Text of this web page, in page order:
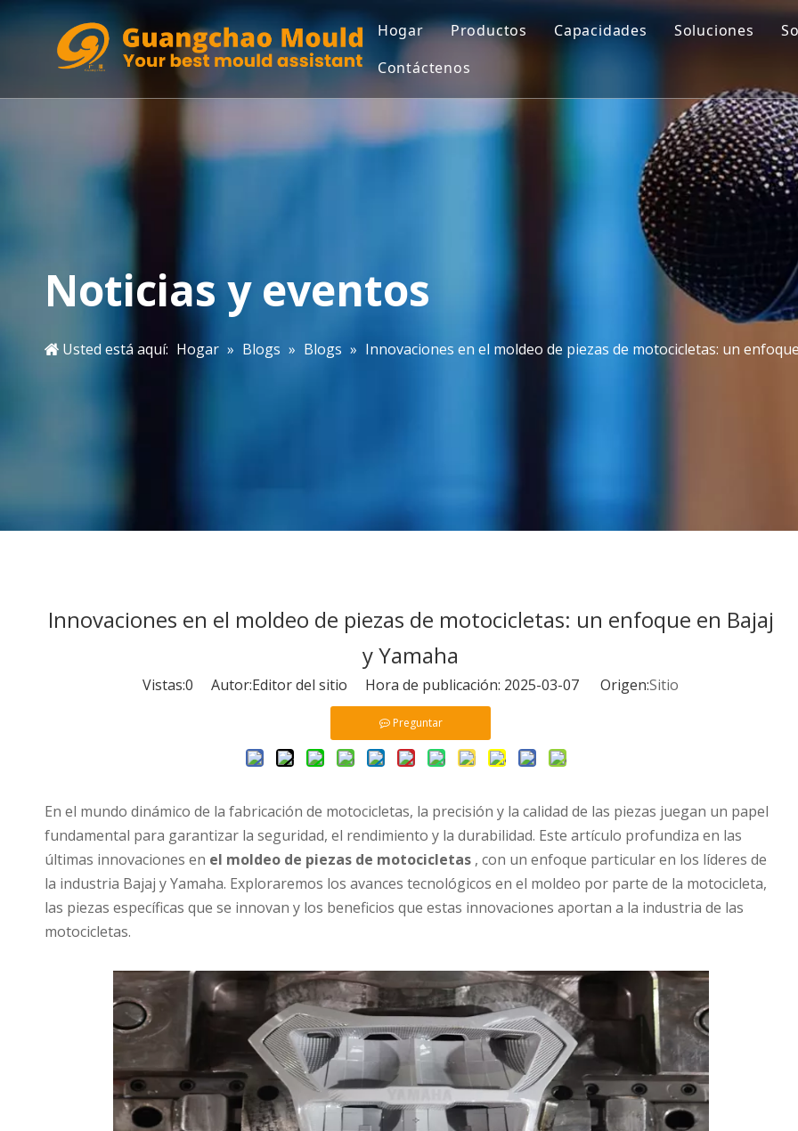
Hogar Productos
Molde de piezas de motocicleta
Molde para muebles de exterior
Molde de preformas de PET
Molde de soplado
Capacidades
Mecanizado CNC
Fabricación de moldes
Control de calidad
Moldeo por inyección
Soluciones
Insertar
Molde de
Contáctenos
Noticias y eventos
Usted está aquí: Hogar » Blogs » Blogs » Innovaciones en el moldeo de piezas de motocicletas: un
Innovaciones en el moldeo de piezas de motocicletas: un enfoque en Bajaj
y Yamaha
Vistas:0 Autor:Editor del sitio Hora de publicación: 2025-03-07 Origen:Sitio
Preguntar
En el mundo dinámico de la fabricación de motocicletas, la precisión y la calidad de las piezas juegan un papel
fundamental para garantizar la seguridad, el rendimiento y la durabilidad. Este artículo profundiza en las
últimas innovaciones en el moldeo de piezas de motocicletas , con un enfoque particular en los líderes de
la industria Bajaj y Yamaha. Exploraremos los avances tecnológicos en el moldeo por parte de la motocicleta,
las piezas específicas que se innovan y los beneficios que estas innovaciones aportan a la industria de las
motocicletas.